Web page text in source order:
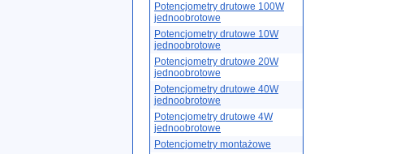
Potencjometry drutowe 100W
jednoobrotowe
Potencjometry drutowe 10W
jednoobrotowe
Potencjometry drutowe 20W
jednoobrotowe
Potencjometry drutowe 40W
jednoobrotowe
Potencjometry drutowe 4W
jednoobrotowe
Potencjometry montażowe